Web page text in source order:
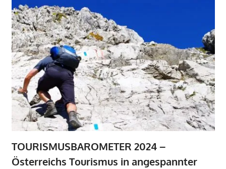
TOURISMUSBAROMETER 2024 –
Österreichs Tourismus in angespannter